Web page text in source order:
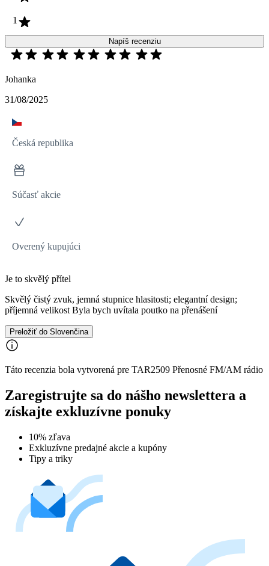
1
Napíš recenziu
Johanka
31/08/2025
Česká republika
Súčasť akcie
Overený kupujúci
Je to skvělý přítel
Skvělý čistý zvuk, jemná stupnice hlasitosti; elegantní design;
příjemná velikost Byla bych uvítala poutko na přenášení
Preložiť do Slovenčina
Táto recenzia bola vytvorená pre TAR2509 Přenosné FM/AM rádio
Zaregistrujte sa do nášho newslettera a
získajte exkluzívne ponuky
10% zľava
Exkluzívne predajné akcie a kupóny
Tipy a triky